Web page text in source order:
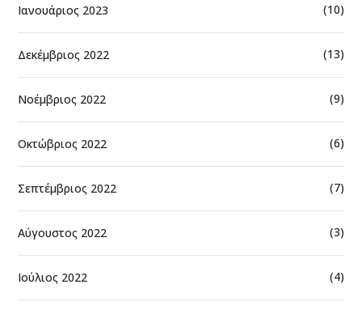
Ιανουάριος 2023 (10)
Δεκέμβριος 2022 (13)
Νοέμβριος 2022 (9)
Οκτώβριος 2022 (6)
Σεπτέμβριος 2022 (7)
Αύγουστος 2022 (3)
Ιούλιος 2022 (4)